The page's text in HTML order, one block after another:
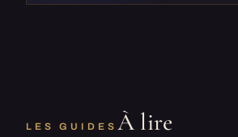
LES GUIDES À lire